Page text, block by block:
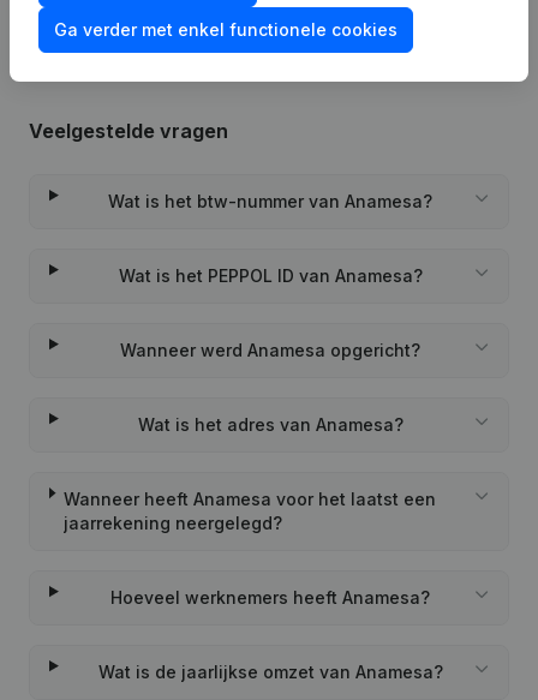
Veelgestelde vragen
Wat is het btw-nummer van Anamesa?
Wat is het PEPPOL ID van Anamesa?
Wanneer werd Anamesa opgericht?
Wat is het adres van Anamesa?
Wanneer heeft Anamesa voor het laatst een
jaarrekening neergelegd?
Hoeveel werknemers heeft Anamesa?
Wat is de jaarlijkse omzet van Anamesa?
Ga verder met enkel functionele cookies